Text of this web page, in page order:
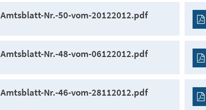
Amtsblatt-Nr.-50-vom-20122012.pdf
Amtsblatt-Nr.-48-vom-06122012.pdf
Amtsblatt-Nr.-46-vom-28112012.pdf